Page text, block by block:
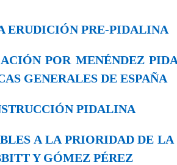
ERUDICIÓN PRE-PIDALINA
POR MENÉNDEZ
GENERALES DE ESPAÑA
PIDALINA
A LA PRIORIDAD DE
Y GÓMEZ PÉREZ